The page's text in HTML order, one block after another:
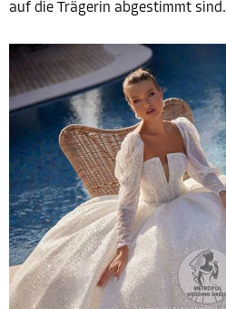
auf die Trägerin abgestimmt sind.